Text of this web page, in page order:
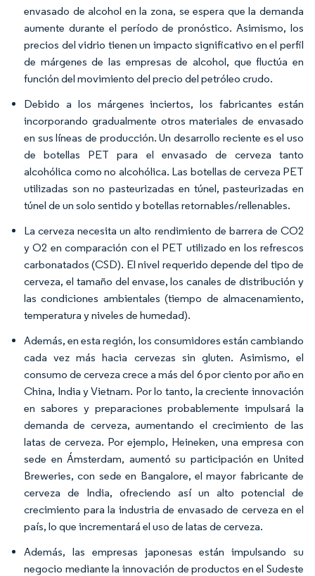
envasado de alcohol en la zona, se espera que la demanda
aumente durante el período de pronóstico.​ Asimismo, los
precios del vidrio tienen un impacto significativo en el perfil
de márgenes de las empresas de alcohol, que fluctúa en
función del movimiento del precio del petróleo crudo.​
Debido a los márgenes inciertos, los fabricantes están
incorporando gradualmente otros materiales de envasado
en sus líneas de producción. Un desarrollo reciente es el uso
de botellas PET para el envasado de cerveza tanto
alcohólica como no alcohólica. Las botellas de cerveza PET
utilizadas son no pasteurizadas en túnel, pasteurizadas en
túnel de un solo sentido y botellas retornables/rellenables.​
La cerveza necesita un alto rendimiento de barrera de CO2
y O2 en comparación con el PET utilizado en los refrescos
carbonatados (CSD). El nivel requerido depende del tipo de
cerveza, el tamaño del envase, los canales de distribución y
las condiciones ambientales (tiempo de almacenamiento,
temperatura y niveles de humedad).​
Además, en esta región, los consumidores están cambiando
cada vez más hacia cervezas sin gluten. Asimismo, el
consumo de cerveza crece a más del 6 por ciento por año en
China, India y Vietnam. Por lo tanto, la creciente innovación
en sabores y preparaciones probablemente impulsará la
demanda de cerveza, aumentando el crecimiento de las
latas de cerveza. Por ejemplo, Heineken, una empresa con
sede en Ámsterdam, aumentó su participación en United
Breweries, con sede en Bangalore, el mayor fabricante de
cerveza de India, ofreciendo así un alto potencial de
crecimiento para la industria de envasado de cerveza en el
país, lo que incrementará el uso de latas de cerveza.
Además, las empresas japonesas están impulsando su
negocio mediante la innovación de productos en el Sudeste